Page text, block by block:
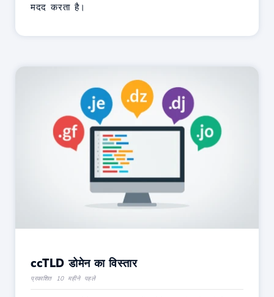
मदद करता है।
ccTLD डोमेन का विस्तार
प्रकाशित 10 महीने पहले